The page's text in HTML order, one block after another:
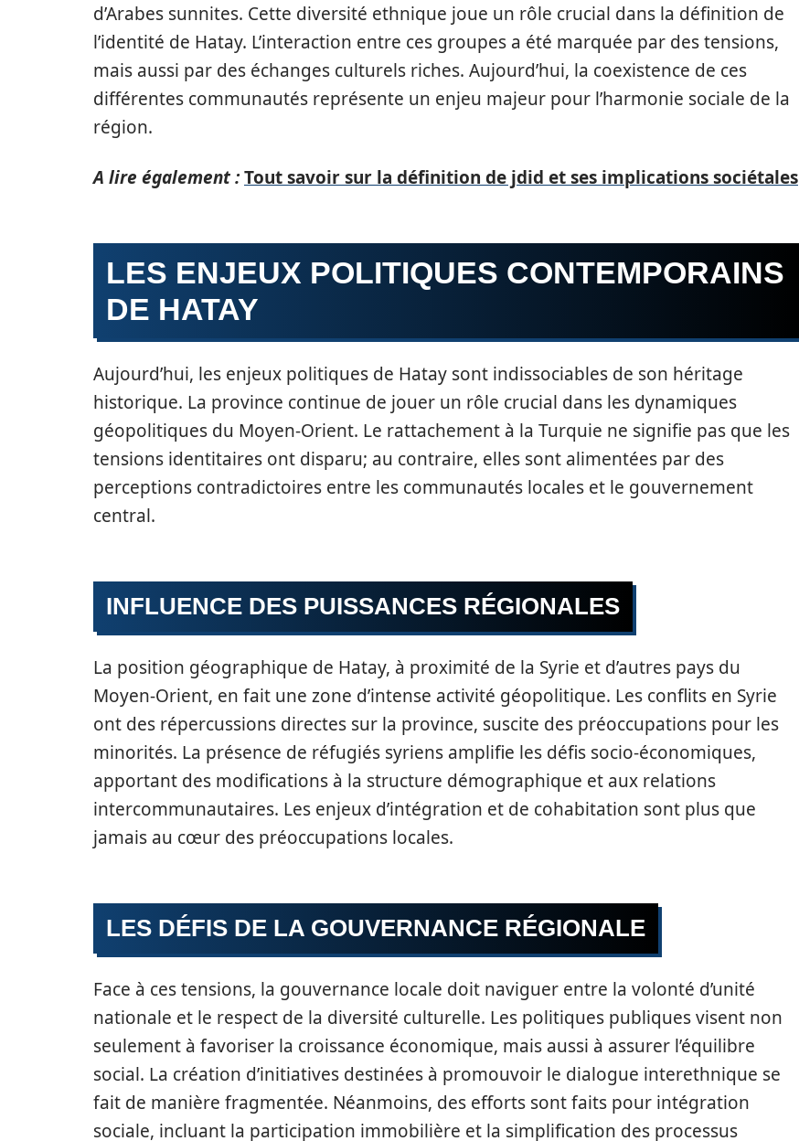
d’Arabes sunnites. Cette diversité ethnique joue un rôle crucial dans la définition de
l’identité de Hatay. L’interaction entre ces groupes a été marquée par des tensions,
mais aussi par des échanges culturels riches. Aujourd’hui, la coexistence de ces
différentes communautés représente un enjeu majeur pour l’harmonie sociale de la
région.
A lire également :Tout savoir sur la définition de jdid et ses implications sociétales
LES ENJEUX POLITIQUES CONTEMPORAINS
DE HATAY
Aujourd’hui, les enjeux politiques de Hatay sont indissociables de son héritage
historique. La province continue de jouer un rôle crucial dans les dynamiques
géopolitiques du Moyen-Orient. Le rattachement à la Turquie ne signifie pas que les
tensions identitaires ont disparu; au contraire, elles sont alimentées par des
perceptions contradictoires entre les communautés locales et le gouvernement
central.
INFLUENCE DES PUISSANCES RÉGIONALES
La position géographique de Hatay, à proximité de la Syrie et d’autres pays du
Moyen-Orient, en fait une zone d’intense activité géopolitique. Les conflits en Syrie
ont des répercussions directes sur la province, suscite des préoccupations pour les
minorités. La présence de réfugiés syriens amplifie les défis socio-économiques,
apportant des modifications à la structure démographique et aux relations
intercommunautaires. Les enjeux d’intégration et de cohabitation sont plus que
jamais au cœur des préoccupations locales.
LES DÉFIS DE LA GOUVERNANCE RÉGIONALE
Face à ces tensions, la gouvernance locale doit naviguer entre la volonté d’unité
nationale et le respect de la diversité culturelle. Les politiques publiques visent non
seulement à favoriser la croissance économique, mais aussi à assurer l’équilibre
social. La création d’initiatives destinées à promouvoir le dialogue interethnique se
fait de manière fragmentée. Néanmoins, des efforts sont faits pour intégration
sociale, incluant la participation immobilière et la simplification des processus